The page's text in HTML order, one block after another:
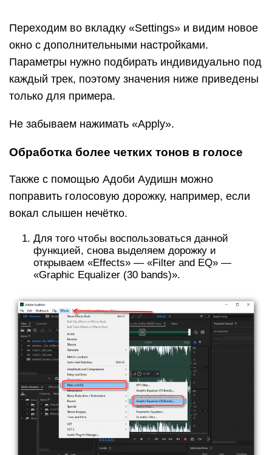
Переходим во вкладку «Settings» и видим новое
окно с дополнительными настройками.
Параметры нужно подбирать индивидуально под
каждый трек, поэтому значения ниже приведены
только для примера.
Не забываем нажимать «Apply».
Обработка более четких тонов в голосе
Также с помощью Адоби Аудишн можно
поправить голосовую дорожку, например, если
вокал слышен нечётко.
Для того чтобы воспользоваться данной
функцией, снова выделяем дорожку и
открываем «Effects» — «Filter and EQ» —
«Graphic Equalizer (30 bands)».